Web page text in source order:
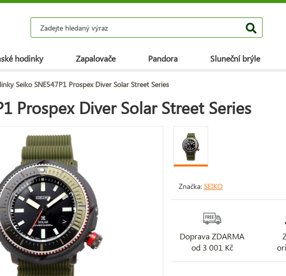
hodinky Zapalovače Pandora Sluneční brýle
Seiko SNE547P1 Prospex Diver Solar Street Series
Prospex Diver Solar Street Series
Značka: SEIKO
Doprava ZDARMA
od 3 001 Kč